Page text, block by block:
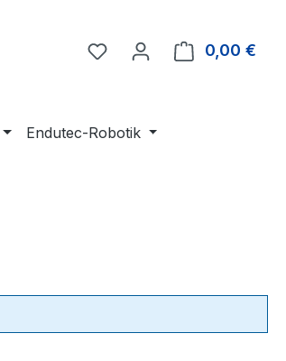
Du hast 0 Produkte auf
0,00 €
Endutec-Robotik